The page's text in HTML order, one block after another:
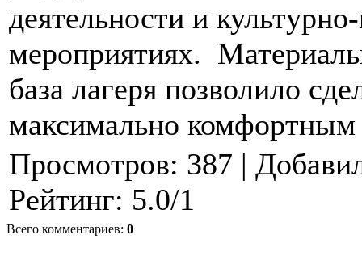
деятельности и
мероприятиях.
база лагеря позволило
максимально
Просмотров: 387 |
Рейтинг: 5.0/1
Всего комментариев: 0